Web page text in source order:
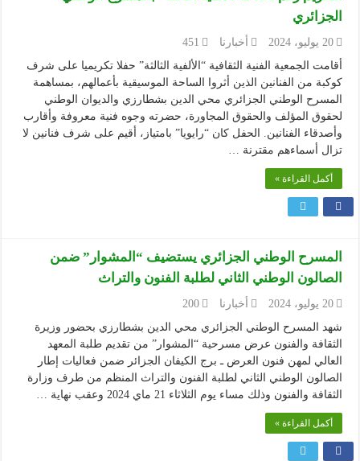
الجزائري
20 يوليو، 2024 أخبارنا
451
أقامت الجمعية الفنية الثقافية “الألفية الثالثة” حفلا تكريميا على شرف
كوكبة من الفنانين الذين أثروا الساحة الموسيقية بأعمالهم، بمساهمة
المسرح الوطني الجزائري محي الدين بشطارزي والديوان الوطني
لحقوق المؤلف والحقوق المجاورة، حضرته وجوه فنية معروفة وأقارب
وأصدقاء الفنانين. الحفل كان “رايويا” بامتياز، أقيم على شرف فنانين لا
تزال أسماءهم مقترنة …
أكمل القراءة »
المسرح الوطني الجزائري يستضيف “المشوار” ضمن
الصالون الوطني الثاني لطلبة الفنون والتراث
20 يوليو، 2024 أخبارنا
200
شهد المسرح الوطني الجزائري محي الدين بشطارزي بحضور وزيرة
الثقافة والفنون عرض مسرحية “المشوار” من تقديم طلبة المعهد
العالي لمهن فنون العرض ـ برج الكيفان الجزائر ضمن فعاليات إطار
الصالون الوطني الثاني لطلبة الفنون والتراث المنظم من طرف وزارة
الثقافة والفنون وذلك مساء يوم الثلاثاء 21 ماي 2024 وعقب نهاية …
أكمل القراءة »